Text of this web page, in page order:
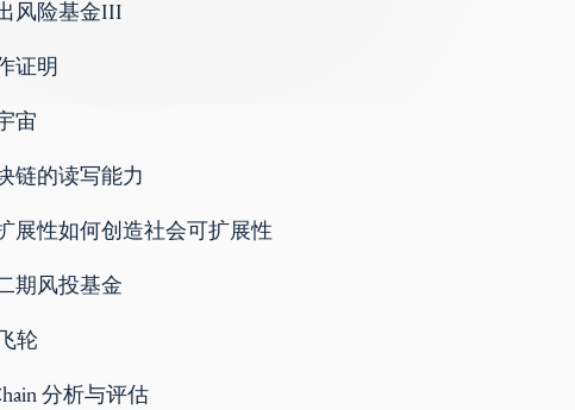
风险基金III
证明
宙
链的读写能力
展性如何创造社会可扩展性
期风投基金
轮
分析与评估